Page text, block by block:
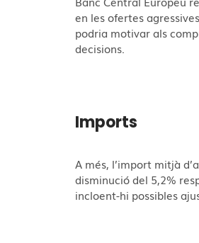
en les ofertes
podria motivar als
decisions.
Imports
A més, l’import mitjà
disminució del 5,2%
incloent-hi possibles